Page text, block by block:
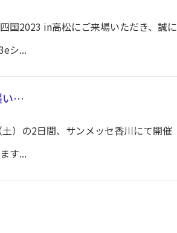
国2023 in高松にご来場いただき、誠に
シ...
い…
）の2日間、サンメッセ香川にて開催
す...